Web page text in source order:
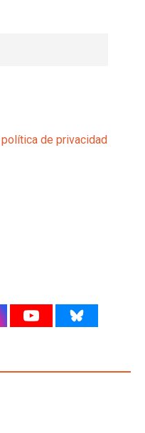
de privacidad